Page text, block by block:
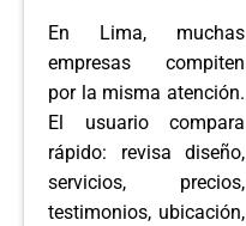
En Lima, muchas
empresas compiten
por la misma atención.
El usuario compara
rápido: revisa diseño,
servicios, precios,
testimonios, ubicación,